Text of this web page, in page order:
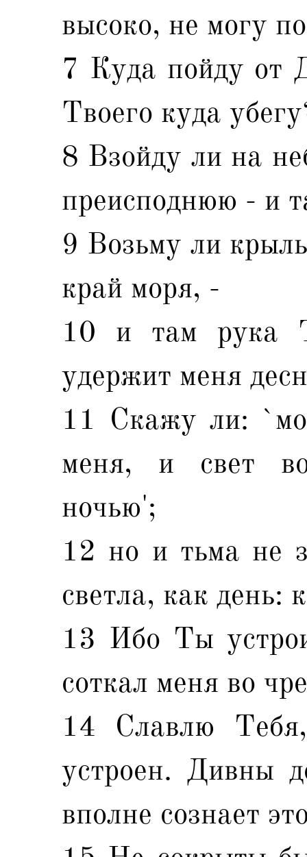
высоко, не могу
7 Куда пойду от
Твоего куда
8 Взойду ли на
преисподнюю - и
9 Возьму ли
край моря, -
10 и там рука
удержит меня
11 Скажу ли:
меня, и свет
ночью';
12 но и тьма не
светла, как день:
13 Ибо Ты
соткал меня во
14 Славлю
устроен. Дивны
вполне сознает